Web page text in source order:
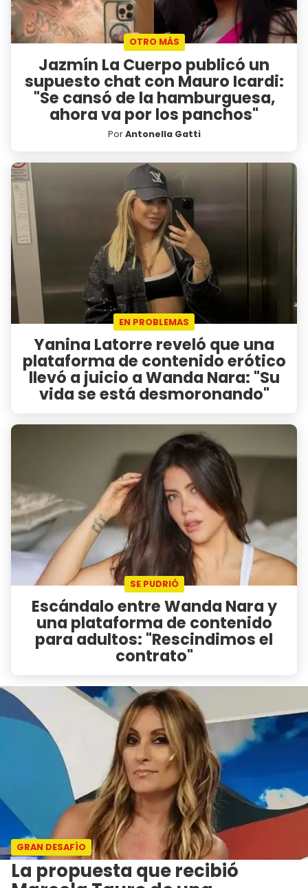
OTRO MÁS
Jazmín La Cuerpo publicó un
supuesto chat con Mauro Icardi:
"Se cansó de la hamburguesa,
ahora va por los panchos"
PorAntonella Gatti
EN PROBLEMAS
Yanina Latorre reveló que una
plataforma de contenido erótico
llevó a juicio a Wanda Nara: "Su
vida se está desmoronando"
SE PUDRIÓ
Escándalo entre Wanda Nara y
una plataforma de contenido
para adultos: "Rescindimos el
contrato"
GRAN DESAFÍO
La propuesta que recibió